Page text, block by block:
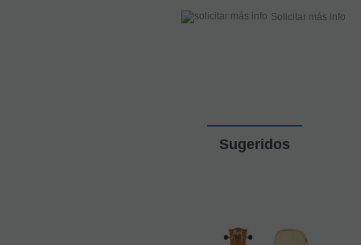
Solicitar más info
Sugeridos